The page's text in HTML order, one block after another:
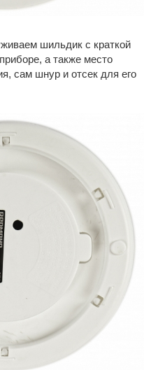
шильдик с краткой
а также место
сам шнур и отсек для его